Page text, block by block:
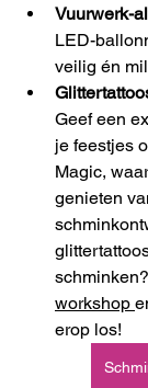
Vuurwerk-
LED-
veilig én
Geef een
je feestjes
Magic,
genieten
workshop
erop los!